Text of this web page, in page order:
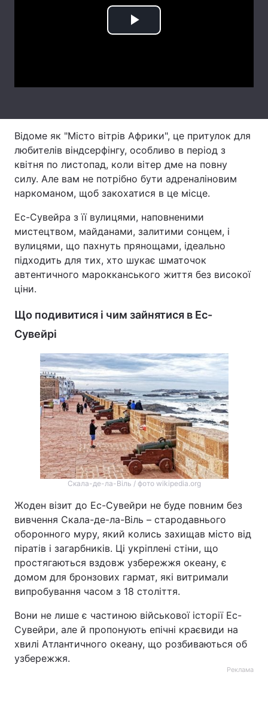
Тема оформлення
Play
Відоме як "Місто вітрів Африки", це притулок для
любителів віндсерфінгу, особливо в період з
квітня по листопад, коли вітер дме на повну
силу. Але вам не потрібно бути адреналіновим
наркоманом, щоб закохатися в це місце.
Ес-Сувейра з її вулицями, наповненими
мистецтвом, майданами, залитими сонцем, і
вулицями, що пахнуть прянощами, ідеально
підходить для тих, хто шукає шматочок
автентичного марокканського життя без високої
ціни.
Що подивитися і чим зайнятися в Ес-
Сувейрі
Скала-де-ла-Віль / фото wikipedia.org
Жоден візит до Ес-Сувейри не буде повним без
вивчення Скала-де-ла-Віль – стародавнього
оборонного муру, який колись захищав місто від
піратів і загарбників. Ці укріплені стіни, що
простягаються вздовж узбережжя океану, є
домом для бронзових гармат, які витримали
випробування часом з 18 століття.
Вони не лише є частиною військової історії Ес-
Сувейри, але й пропонують епічні краєвиди на
хвилі Атлантичного океану, що розбиваються об
узбережжя.
Реклама